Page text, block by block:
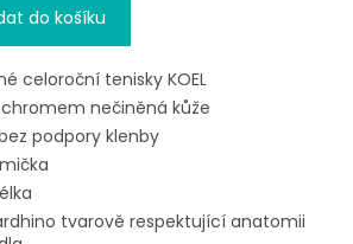
do košíku
celoroční tenisky KOEL
nečiněná kůže
podpory klenby
tvarově respektující anatomii